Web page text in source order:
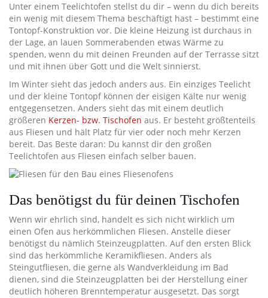
Unter einem Teelichtofen stellst du dir – wenn du dich bereits
ein wenig mit diesem Thema beschäftigt hast – bestimmt eine
Tontopf-Konstruktion vor. Die kleine Heizung ist durchaus in
der Lage, an lauen Sommerabenden etwas Wärme zu
spenden, wenn du mit deinen Freunden auf der Terrasse sitzt
und mit ihnen über Gott und die Welt sinnierst.
Im Winter sieht das jedoch anders aus. Ein einziges Teelicht
und der kleine Tontopf können der eisigen Kälte nur wenig
entgegensetzen. Anders sieht das mit einem deutlich
größeren Kerzen- bzw. Tischofen aus. Er besteht größtenteils
aus Fliesen und hält Platz für vier oder noch mehr Kerzen
bereit. Das Beste daran: Du kannst dir den großen
Teelichtofen aus Fliesen einfach selber bauen.
Das benötigst du für deinen Tischofen
Wenn wir ehrlich sind, handelt es sich nicht wirklich um
einen Ofen aus herkömmlichen Fliesen. Anstelle dieser
benötigst du nämlich Steinzeugplatten. Auf den ersten Blick
sind das herkömmliche Keramikfliesen. Anders als
Steingutfliesen, die gerne als Wandverkleidung im Bad
dienen, sind die Steinzeugplatten bei der Herstellung einer
deutlich höheren Brenntemperatur ausgesetzt. Das sorgt